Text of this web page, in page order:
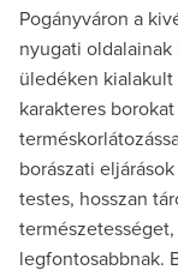
Pogányváron a
nyugati oldalainak
üledéken kialakult
karakteres
borászati
testes, hosszan
legfontosabbnak.